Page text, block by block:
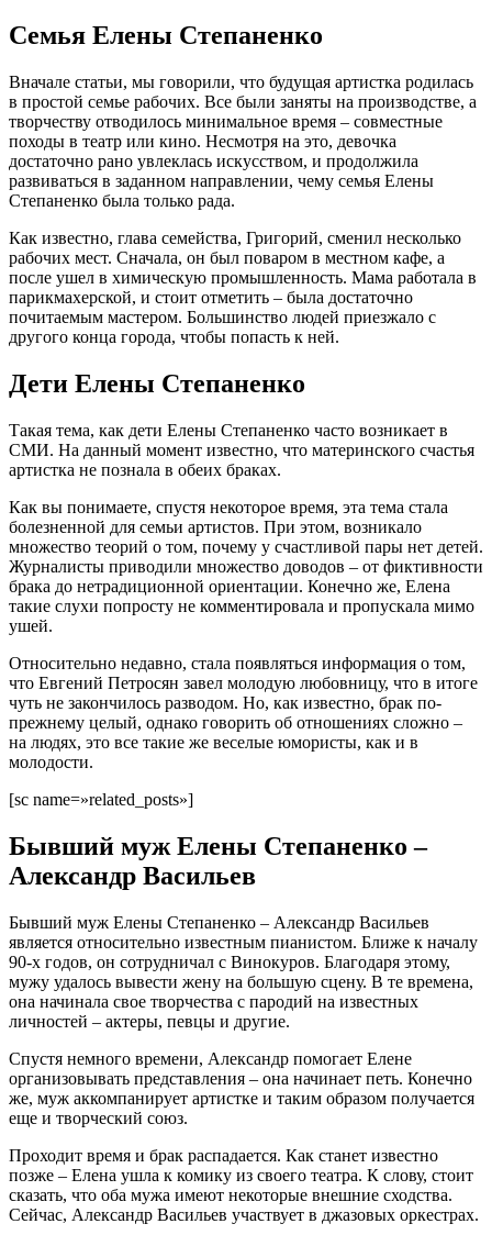
Семья Елены Степаненко
Вначале статьи, мы говорили, что будущая артистка родилась
в простой семье рабочих. Все были заняты на производстве, а
творчеству отводилось минимальное время – совместные
походы в театр или кино. Несмотря на это, девочка
достаточно рано увлеклась искусством, и продолжила
развиваться в заданном направлении, чему семья Елены
Степаненко была только рада.
Как известно, глава семейства, Григорий, сменил несколько
рабочих мест. Сначала, он был поваром в местном кафе, а
после ушел в химическую промышленность. Мама работала в
парикмахерской, и стоит отметить – была достаточно
почитаемым мастером. Большинство людей приезжало с
другого конца города, чтобы попасть к ней.
Дети Елены Степаненко
Такая тема, как дети Елены Степаненко часто возникает в
СМИ. На данный момент известно, что материнского счастья
артистка не познала в обеих браках.
Как вы понимаете, спустя некоторое время, эта тема стала
болезненной для семьи артистов. При этом, возникало
множество теорий о том, почему у счастливой пары нет детей.
Журналисты приводили множество доводов – от фиктивности
брака до нетрадиционной ориентации. Конечно же, Елена
такие слухи попросту не комментировала и пропускала мимо
ушей.
Относительно недавно, стала появляться информация о том,
что Евгений Петросян завел молодую любовницу, что в итоге
чуть не закончилось разводом. Но, как известно, брак по-
прежнему целый, однако говорить об отношениях сложно –
на людях, это все такие же веселые юмористы, как и в
молодости.
[sc name=»related_posts»]
Бывший муж Елены Степаненко –
Александр Васильев
Бывший муж Елены Степаненко – Александр Васильев
является относительно известным пианистом. Ближе к началу
90-х годов, он сотрудничал с Винокуров. Благодаря этому,
мужу удалось вывести жену на большую сцену. В те времена,
она начинала свое творчества с пародий на известных
личностей – актеры, певцы и другие.
Спустя немного времени, Александр помогает Елене
организовывать представления – она начинает петь. Конечно
же, муж аккомпанирует артистке и таким образом получается
еще и творческий союз.
Проходит время и брак распадается. Как станет известно
позже – Елена ушла к комику из своего театра. К слову, стоит
сказать, что оба мужа имеют некоторые внешние сходства.
Сейчас, Александр Васильев участвует в джазовых оркестрах.